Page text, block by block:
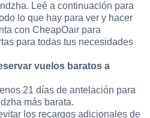
Leé a continuación para
lo que hay para ver y hacer
con CheapOair para
para todas tus necesidades
vuelos baratos a
21 días de antelación para
más barata.
los recargos adicionales de